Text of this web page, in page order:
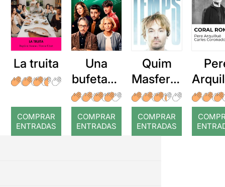
La truita
COMPRAR
ENTRADAS
Una
bufetada
a temps
COMPRAR
ENTRADAS
Quim
Masferre
r: Temps
COMPRAR
ENTRADAS
: